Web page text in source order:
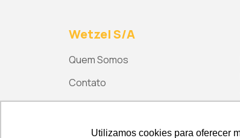
Utilizamos cookies para oferecer
Utilizamos cookies para oferecer
Wetzel S/A
Quem Somos
Contato